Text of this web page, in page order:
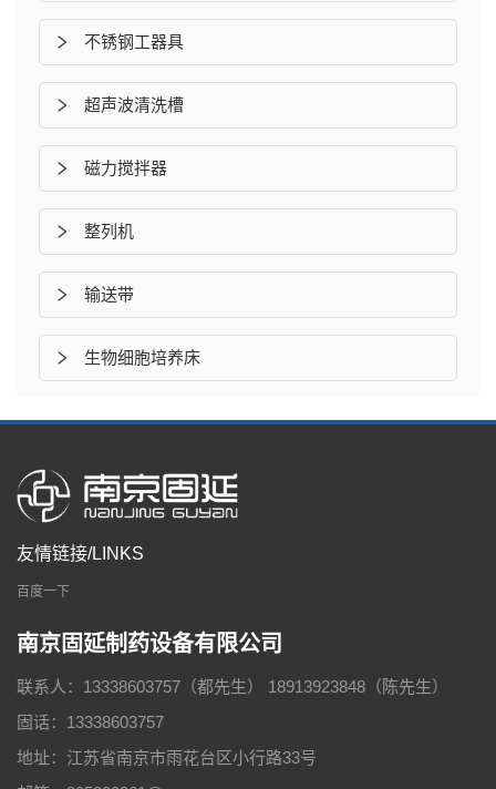
不锈钢工器具
超声波清洗槽
磁力搅拌器
整列机
输送带
生物细胞培养床
友情链接/LINKS
百度一下
南京固延制药设备有限公司
联系人：13338603757（都先生） 18913923848（陈先生）
固话：13338603757
地址：江苏省南京市雨花台区小行路33号